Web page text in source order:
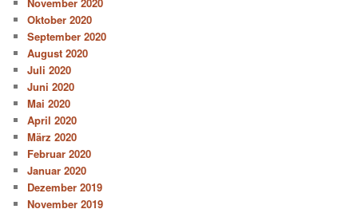
Oktober 2020
September 2020
August 2020
Juli 2020
Juni 2020
Mai 2020
April 2020
März 2020
Februar 2020
Januar 2020
Dezember 2019
November 2019